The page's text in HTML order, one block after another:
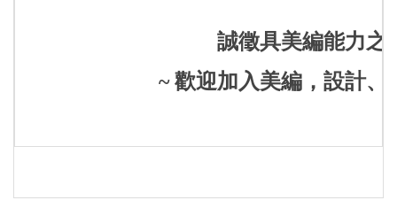
誠徵具美編能力之
~ 歡迎加入美編，設計、